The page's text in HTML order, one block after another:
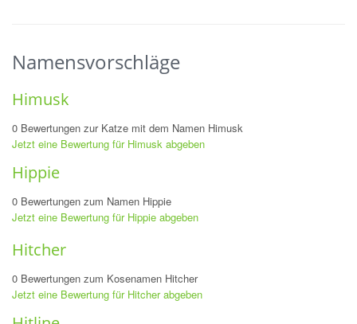
Namensvorschläge
Himusk
0 Bewertungen zur Katze mit dem Namen Himusk
Jetzt eine Bewertung für Himusk abgeben
Hippie
0 Bewertungen zum Namen Hippie
Jetzt eine Bewertung für Hippie abgeben
Hitcher
0 Bewertungen zum Kosenamen Hitcher
Jetzt eine Bewertung für Hitcher abgeben